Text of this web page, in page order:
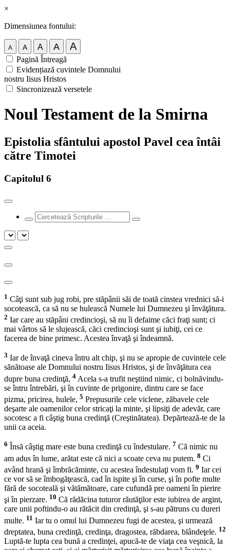
×
Dimensiunea fontului:
A A A A A
Pagină Întreagă
Evidențiază cuvintele Domnului
nostru Iisus Hristos
Sincronizează versetele
Noul Testament de la Smirna
Epistolia sfântului apostol Pavel cea întâi
către Timotei
Capitolul 6
1 Câţi sunt sub jug robi, pre stăpânii săi de toată cinstea vrednici să-i
socotească, ca să nu se hulească Numele lui Dumnezeu şi învăţătura.
2 Iar care au stăpâni credincioşi, să nu îi defaime căci fraţi sunt; ci
mai vârtos să le slujească, căci credincioşi sunt şi iubiţi, cei ce
facerea de bine primesc. Acestea învaţă şi îndeamnă.
3 Iar de învaţă cineva întru alt chip, şi nu se apropie de cuvintele cele
sănătoase ale Domnului nostru Iisus Hristos, şi de învăţătura cea
dupre buna credinţă, 4 Acela s-a trufit neştiind nimic, ci bolnăvindu-
se întru întrebări, şi în cuvinte de prigonire, dintru care se face
pizma, pricirea, hulele, 5 Prepusurile cele viclene, zăbavele cele
deşarte ale oamenilor celor stricaţi la minte, şi lipsiţi de adevăr, care
socotesc a fi câştig buna credinţă (Creştinătatea). Depărtează-te de la
unii ca aceia.
6 Însă câştig mare este buna credinţă cu îndestulare. 7 Că nimic nu
am adus în lume, arătat este că nici a scoate ceva nu putem. 8 Ci
având hrană şi îmbrăcăminte, cu acestea îndestulaţi vom fi. 9 Iar cei
ce vor să se îmbogăţească, cad în ispite şi în curse, şi în pofte multe
fără de socoteală şi vătămătoare, care cufundă pre oameni în pierire
şi în pierzare. 10 Că rădăcina tuturor răutăţilor este iubirea de argint,
care unii poftindu-o au rătăcit din credinţă, şi s-au pătruns cu dureri
multe. 11 Iar tu o omul lui Dumnezeu fugi de acestea, şi urmează
dreptatea, buna credinţă, credinţa, dragostea, răbdarea, blândeţele. 12
Luptă-te lupta cea bună a credinţei, apucă-te de viaţa cea veşnică, la